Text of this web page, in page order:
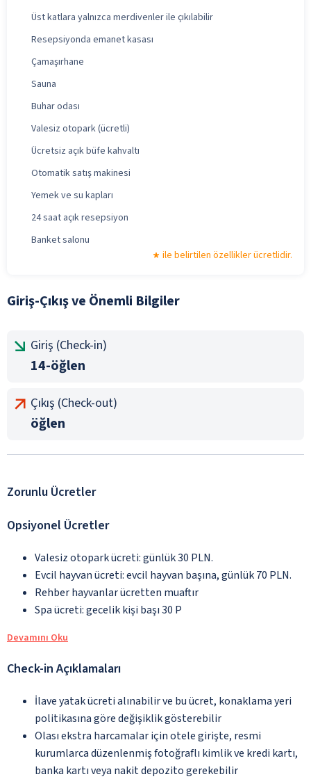
Üst katlara yalnızca merdivenler ile çıkılabilir
Resepsiyonda emanet kasası
Çamaşırhane
Sauna
Buhar odası
Valesiz otopark (ücretli)
Ücretsiz açık büfe kahvaltı
Otomatik satış makinesi
Yemek ve su kapları
24 saat açık resepsiyon
Banket salonu
ile belirtilen özellikler ücretlidir.
Giriş-Çıkış ve Önemli Bilgiler
Giriş (Check-in)
14-öğlen
Çıkış (Check-out)
öğlen
Zorunlu Ücretler
Opsiyonel Ücretler
Valesiz otopark ücreti: günlük 30 PLN.
Evcil hayvan ücreti: evcil hayvan başına, günlük 70 PLN.
Rehber hayvanlar ücretten muaftır
Spa ücreti: gecelik kişi başı 30 P
Devamını Oku
Check-in Açıklamaları
İlave yatak ücreti alınabilir ve bu ücret, konaklama yeri
politikasına göre değişiklik gösterebilir
Olası ekstra harcamalar için otele girişte, resmi
kurumlarca düzenlenmiş fotoğraflı kimlik ve kredi kartı,
banka kartı veya nakit depozito gerekebilir